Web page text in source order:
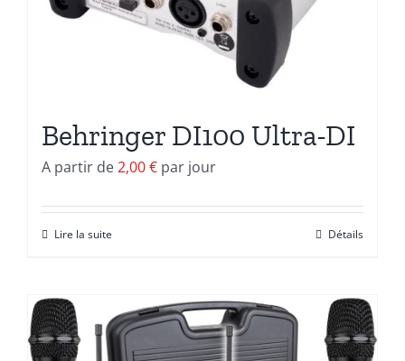
Behringer DI100 Ultra-DI
A partir de2,00€ par jour
Lire la suite Détails